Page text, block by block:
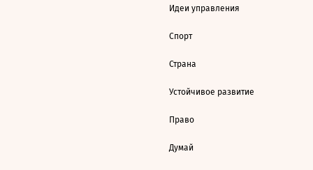
Идеи управления
Спорт
Страна
Устойчивое развитие
Право
Думай